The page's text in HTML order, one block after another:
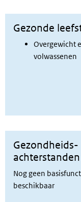
Gezonde
Overgewicht
volwassenen
Gezondheids-
achterstanden
Nog geen
beschikbaar